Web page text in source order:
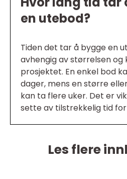
en utebod?
Tiden det tar å bygge en
avhengig av størrelsen
prosjektet. En enkel bod
dager, mens en større
kan ta flere uker. Det er
sette av tilstrekkelig tid
Les flere